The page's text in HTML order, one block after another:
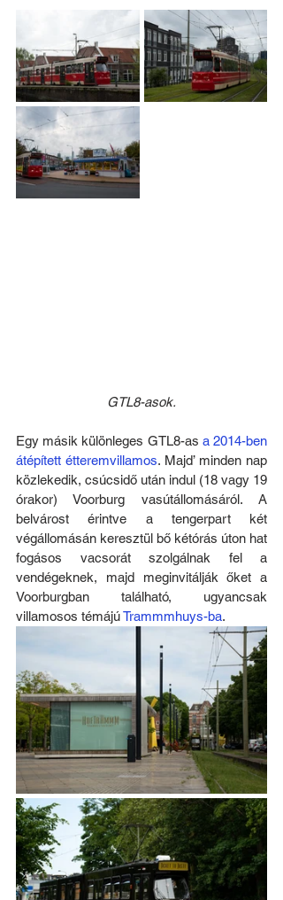
GTL8-asok.
Egy másik különleges GTL8-as a 2014-ben
átépített étteremvillamos. Majd’ minden nap
közlekedik, csúcsidő után indul (18 vagy 19
órakor) Voorburg vasútállomásáról. A
belvárost érintve a tengerpart két
végállomásán keresztül bő kétórás úton hat
fogásos vacsorát szolgálnak fel a
vendégeknek, majd meginvitálják őket a
Voorburgban található, ugyancsak
villamosos témájú Trammmhuys-ba.